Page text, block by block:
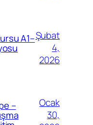
A1–Şubat
4,
2026
–
Ocak
30,